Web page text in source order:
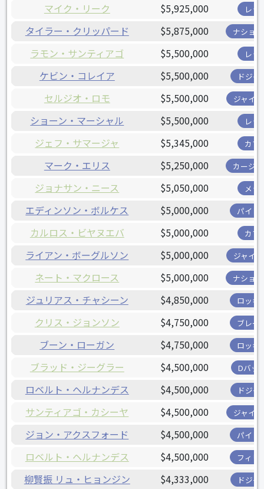
マイク・リーク $5,925,000 レッ
タイラー・クリッパード $5,875,000 ナショ
ラモン・サンティアゴ $5,500,000 レッ
ケビン・コレイア $5,500,000 ドジャ
セルジオ・ロモ $5,500,000 ジャイ
ショーン・マーシャル $5,500,000 レッ
ジェフ・サマージャ $5,345,000 カブ
マーク・エリス $5,250,000 カージ
ジョナサン・ニース $5,050,000 メッ
エディンソン・ボルケス $5,000,000 パイレ
カルロス・ビヤヌエバ $5,000,000 カブ
ライアン・ボーグルソン $5,000,000 ジャイ
ネート・マクロース $5,000,000 ナショ
ジュリアス・チャシーン $4,850,000 ロッキ
クリス・ジョンソン $4,750,000 ブレー
ブーン・ローガン $4,750,000 ロッキ
ブラッド・ジーグラー $4,500,000 Dバッ
ロベルト・ヘルナンデス $4,500,000 ドジャ
サンティアゴ・カシーヤ $4,500,000 ジャイ
ジョン・アクスフォード $4,500,000 パイレ
ロベルト・ヘルナンデス $4,500,000 フィリ
柳賢振 リュ・ヒョンジン $4,333,000 ドジャ